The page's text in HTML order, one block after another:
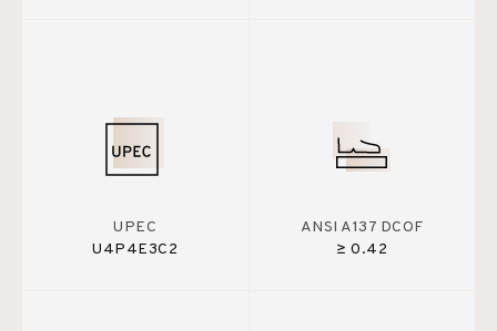
UPEC
U4P4E3C2
ANSI A137 DCOF
≥ 0.42